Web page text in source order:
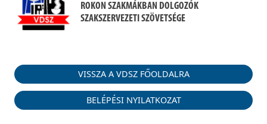
ROKON SZAKMÁKBAN DOLGOZÓK
SZAKSZERVEZETI SZÖVETSÉGE
VISSZA A VDSZ FŐOLDALRA
BELÉPÉSI NYILATKOZAT